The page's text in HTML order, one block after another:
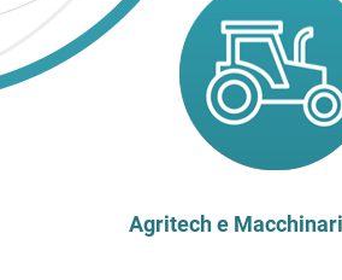
Agritech e